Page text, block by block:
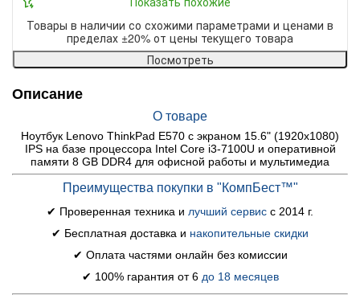
Товары в наличии со схожими параметрами и ценами в
пределах ±20% от цены текущего товара
Посмотреть
Описание
О товаре
Ноутбук Lenovo ThinkPad E570 с экраном 15.6" (1920x1080)
IPS на базе процессора Intel Core i3-7100U и оперативной
памяти 8 GB DDR4 для офисной работы и мультимедиа
Преимущества покупки в "КомпБест™"
✔ Проверенная техника и лучший сервис с 2014 г.
✔ Бесплатная доставка и накопительные скидки
✔ Оплата частями онлайн без комиссии
✔ 100% гарантия от 6 до 18 месяцев